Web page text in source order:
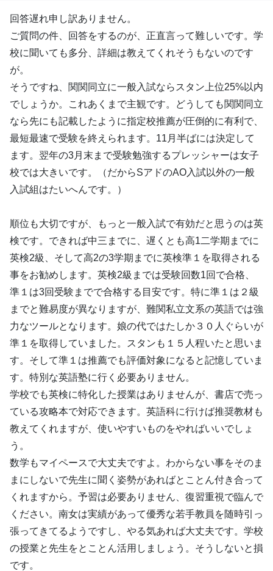
回答遅れ申し訳ありません。
ご質問の件、回答をするのが、正直言って難しいです。学
校に聞いても多分、詳細は教えてくれそうもないのです
が。
そうですね、関関同立に一般入試ならスタン上位25%以内
でしょうか。これあくまで主観です。どうしても関関同立
なら先にも記載したように指定校推薦が圧倒的に有利で、
最短最速で受験を終えられます。11月半ばには決定して
ます。翌年の3月末まで受験勉強するプレッシャーは女子
校では大きいです。（だからSアドのAO入試以外の一般
入試組はたいへんです。）
順位も大切ですが、もっと一般入試で有効だと思うのは英
検です。できれば中三までに、遅くとも高1二学期までに
英検2級、そして高2の3学期までに英検準１を取得される
事をお勧めします。英検2級までは受験回数1回で合格、
準１は3回受験までで合格する目安です。特に準１は２級
までと難易度が異なりますが、難関私立文系の英語では強
力なツールとなります。娘の代ではたしか３０人ぐらいが
準１を取得していました。スタンも１５人程いたと思いま
す。そして準１は推薦でも評価対象になると記憶していま
す。特別な英語塾に行く必要ありません。
学校でも英検に特化した授業はありませんが、書店で売っ
ている攻略本で対応できます。英語科に行けば推奨教材も
教えてくれますが、使いやすいものをやればいいでしょ
う。
数学もマイペースで大丈夫ですよ。わからない事をそのま
まにしないで先生に聞く姿勢があればとことん付き合って
くれますから。予習は必要ありません、復習重視で臨んで
ください。南女は実績があって優秀な若手教員を随時引っ
張ってきてるようですし、やる気あれば大丈夫です。学校
の授業と先生をとことん活用しましょう。そうしないと損
です。